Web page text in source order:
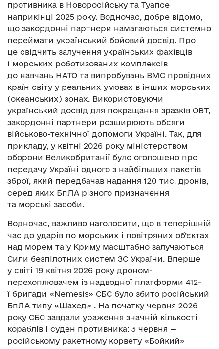
противника в Новоросійську та Туапсе
наприкінці 2025 року. Водночас, добре відомо,
що закордонні партнери намагаються системно
переймати український бойовий досвід. Про
це свідчить залучення українських фахівців
і морських роботизованих комплексів
до навчань НАТО та випробувань ВМС провідних
країн світу у реальних умовах в інших морських
(океанських) зонах. Використовуючи
український досвід для покращання зразків ОВТ,
закордонні партнери розширюють обсяги
військово-технічної допомоги Україні. Так, для
прикладу, у квітні 2026 року міністерством
оборони Великобританії було оголошено про
передачу Україні одного з найбільших пакетів
зброї, який передбачав надання 120 тис. дронів,
серед яких БпЛА різного призначення
та морські засоби.
Водночас, важливо наголосити, що в теперішній
час до ударів по морських і повітряних об’єктах
над морем та у Криму масштабно залучаються
Сили безпілотних систем ЗС України. Вперше
у світі 19 квітня 2026 року дроном-
перехоплювачем із надводної платформи 412-
ї бригади «Nemesis» СБС було збито російський
БпЛА типу «Шахед» . На початку червня 2026
року СБС завдали ураження значній кількості
кораблів і суден противника: 3 червня —
російському ракетному корвету «Бойкий»